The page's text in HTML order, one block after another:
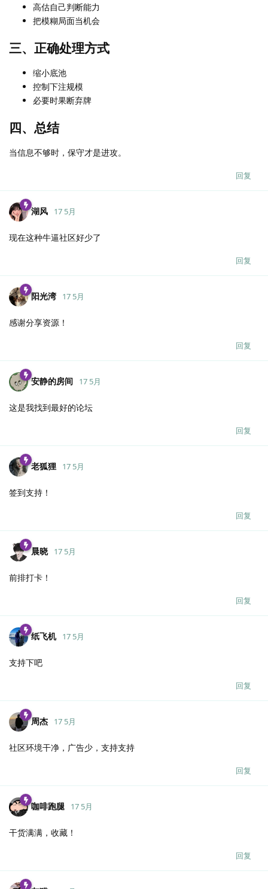
高估自己判断能力
把模糊局面当机会
三、正确处理方式
缩小底池
控制下注规模
必要时果断弃牌
四、总结
当信息不够时，保守才是进攻。
回复
湖风 17 5月
现在这种牛逼社区好少了
回复
阳光湾 17 5月
感谢分享资源！
回复
安静的房间 17 5月
这是我找到最好的论坛
回复
老狐狸 17 5月
签到支持！
回复
晨晓 17 5月
前排打卡！
回复
纸飞机 17 5月
支持下吧
回复
周杰 17 5月
社区环境干净，广告少，支持支持
回复
咖啡跑腿 17 5月
干货满满，收藏！
回复